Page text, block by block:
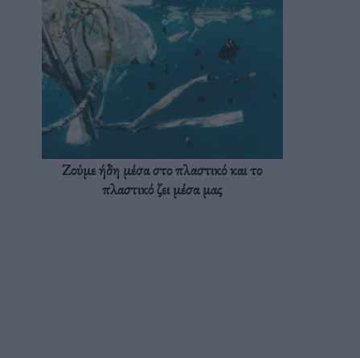
Ζούμε ήδη μέσα στο πλαστικό και το
πλαστικό ζει μέσα μας